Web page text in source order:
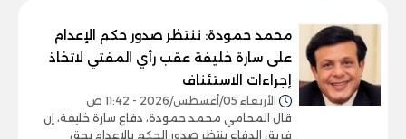
محمد حمودة: ننتظر صدور حكم الإعدام
على سارة خليفة عقب رأي المفتي لاتخاذ
إجراءات الاستئناف
الأربعاء 05/أغسطس/2026 - 11:42 ص
قال المحامي محمد حمودة، دفاع سارة خليفة، إن
فريق الدفاع ينتظر صدور الحكم بالإعدام بحق